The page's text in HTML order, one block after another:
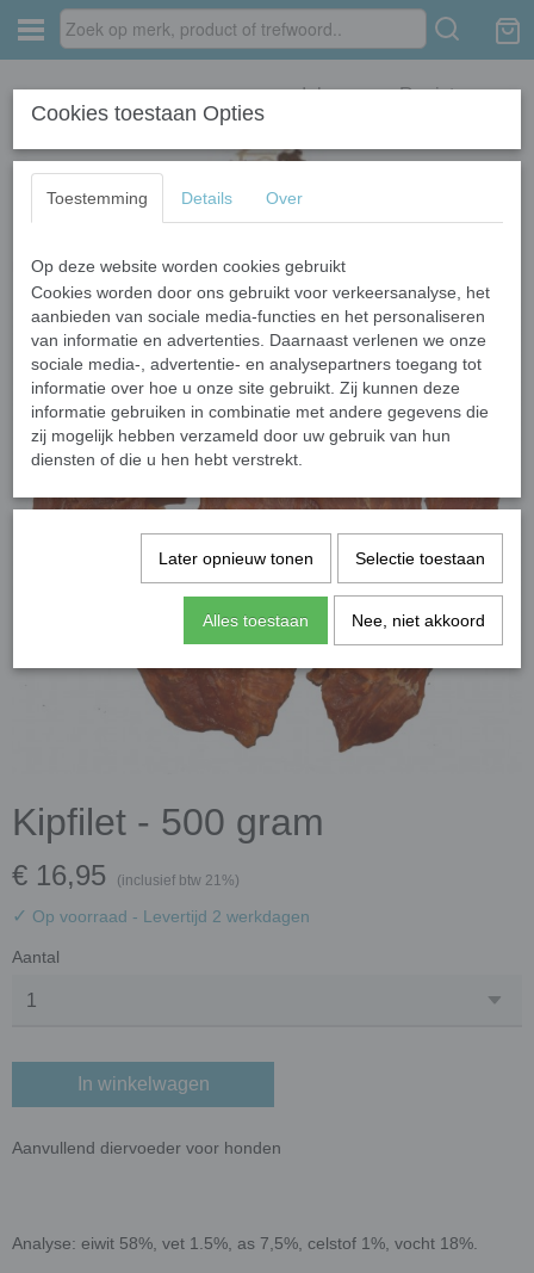
Inloggen Registreren
Home › Hondensnacks › Kip › Kipfilet - 500 gram
Kipfilet - 500 gram
€ 16,95 (inclusief btw 21%)
✓ Op voorraad - Levertijd 2 werkdagen
Aantal
In winkelwagen
Aanvullend diervoeder voor honden
Analyse: eiwit 58%, vet 1.5%, as 7,5%, celstof 1%, vocht 18%.
Cookies toestaan Opties
Toestemming Details Over
Op deze website worden cookies gebruikt
Cookies worden door ons gebruikt voor verkeersanalyse, het
aanbieden van sociale media-functies en het personaliseren
van informatie en advertenties. Daarnaast verlenen we onze
sociale media-, advertentie- en analysepartners toegang tot
informatie over hoe u onze site gebruikt. Zij kunnen deze
informatie gebruiken in combinatie met andere gegevens die
zij mogelijk hebben verzameld door uw gebruik van hun
diensten of die u hen hebt verstrekt.
Later opnieuw tonen Selectie toestaan
Alles toestaan Nee, niet akkoord